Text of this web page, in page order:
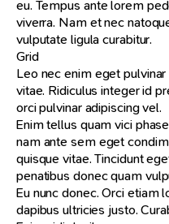
eu. Tempus ante lorem
viverra. Nam et nec
vulputate ligula curabitur.
Grid
Leo nec enim eget
vitae. Ridiculus integer id
orci pulvinar adipiscing vel.
Enim tellus quam vici
nam ante sem eget
quisque vitae. Tincidunt
penatibus donec quam
Eu nunc donec. Orci etiam
dapibus ultricies justo.